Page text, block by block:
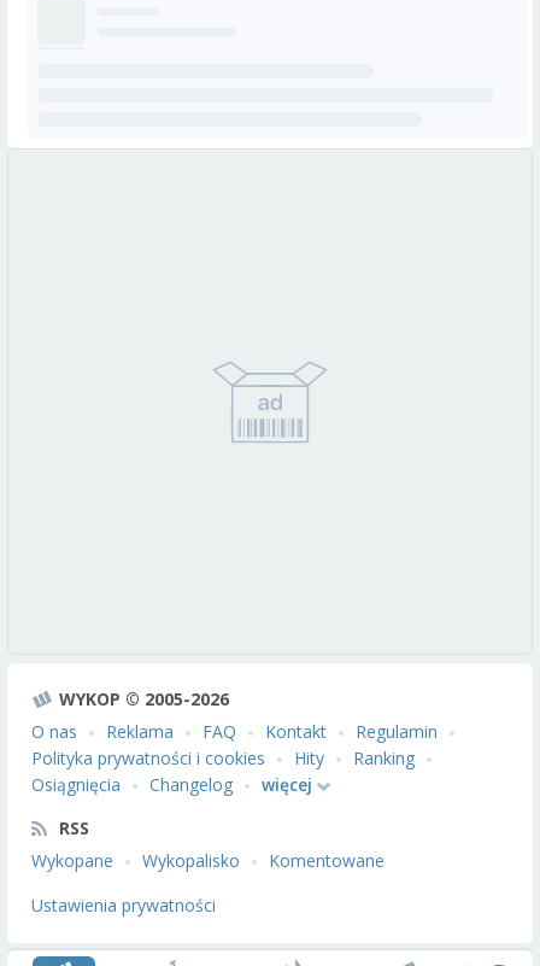
WYKOP © 2005-2026
O nas
Reklama FAQ Kontakt
Regulamin
Polityka prywatności i cookies
Hity
Ranking
Osiągnięcia
Changelog
więcej
RSS
Wykopane
Wykopalisko
Komentowane
Ustawienia prywatności